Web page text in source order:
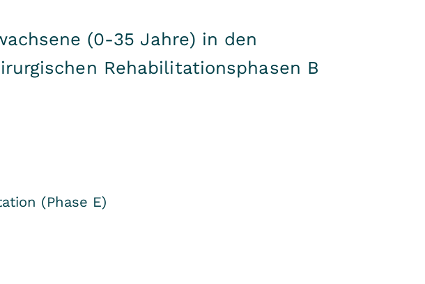
(0-35 Jahre) in den
Rehabilitationsphasen B
(Phase E)